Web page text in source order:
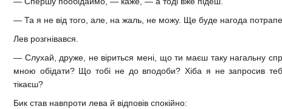
— Та я не від того, але, на жаль, не можу. Ще буде нагода
Лев розгнівався.
— Слухай, друже, не віриться мені, що ти маєш таку нагальну
мною обідати? Що тобі не до вподоби? Хіба я не запросив
тікаєш?
Бик став навпроти лева й відповів спокійно: